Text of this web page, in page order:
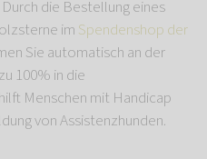
die Bestellung eines
im Spendenshop der
Sie automatisch an der
100% in die
Menschen mit Handicap
von Assistenzhunden.